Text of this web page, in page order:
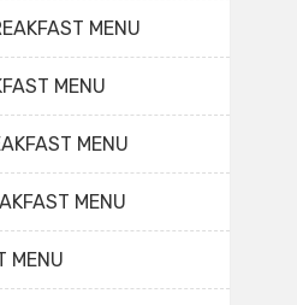
MENU
MENU
MENU
MENU
MENU